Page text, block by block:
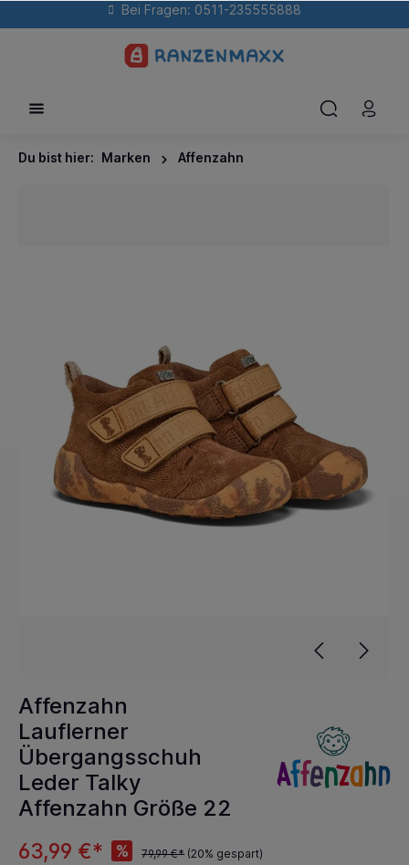
Bei Fragen: 0511-235555888
Du bist hier: Marken Affenzahn
Affenzahn
Lauflerner
Übergangsschuh
Leder Talky
Affenzahn Größe 22
63,99 €* % 79,99 €* (20% gespart)